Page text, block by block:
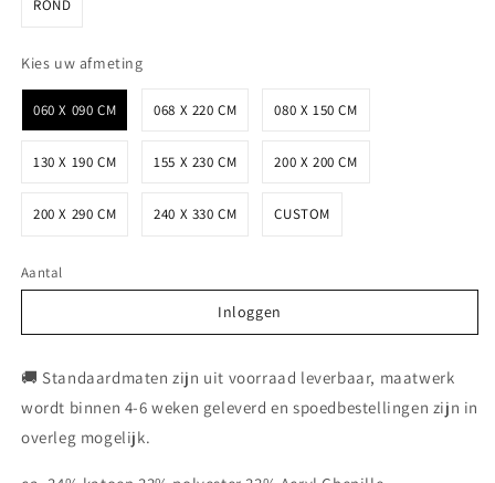
ROND
Kies uw afmetingKies uw afmeting
060 X 090 CM 068 X 220 CM 080 X 150 CM
130 X 190 CM 155 X 230 CM 200 X 200 CM
200 X 290 CM 240 X 330 CM CUSTOM
Aantal
Inloggen
Inloggen
🚚 Standaardmaten zijn uit voorraad leverbaar, maatwerk
wordt binnen 4-6 weken geleverd en spoedbestellingen zijn in
overleg mogelijk.